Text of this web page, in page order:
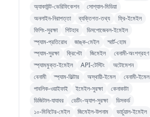
অ্যাকাউন্ট-ভেরিফিকেশন
সোশ্যাল-মিডিয়া
অনলাইন-নিরাপত্তা
ব্যক্তিগত-তথ্য
ফ্রি-ইমেইল
ফিশিং-সুরক্ষা
গিটহাব
ডিসপোজেবল-ইমেইল
স্প্যাম-প্রতিরোধ
জাঙ্ক-মেইল
স্মার্ট-হোম
স্প্যাম-সুরক্ষা
ক্রিপ্টো জিমেইল
বেনামী-অংশগ্রহণ
স্প্যামমুক্ত-ইমেইল
API-টেস্টিং
অটোমেশন
বেনামী
স্প্যাম-ফিল্টার অস্থায়ী-ইমেল
বেনামী-ইমেল
পাবলিক-ওয়াইফাই
ইমেইল-সুরক্ষা
কেনাকাটা
ডিজিটাল-যাযাবর
ডেটিং-অ্যাপ-সুরক্ষা
ডিসকর্ড
১০-মিনিটের-মেইল
জিমেইল-উপনাম
ভার্চুয়াল-ইমেইল